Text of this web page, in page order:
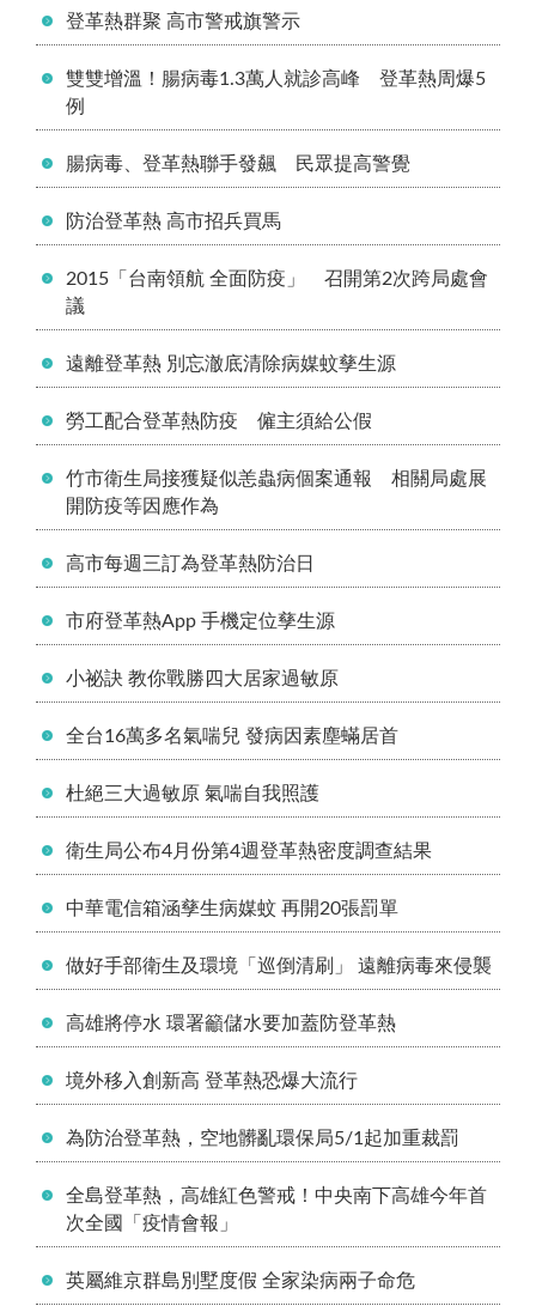
登革熱群聚 高市警戒旗警示
雙雙增溫！腸病毒1.3萬人就診高峰 登革熱周爆5
例
腸病毒、登革熱聯手發飆 民眾提高警覺
防治登革熱 高市招兵買馬
2015「台南領航 全面防疫」 召開第2次跨局處會
議
遠離登革熱 別忘澈底清除病媒蚊孳生源
勞工配合登革熱防疫 僱主須給公假
竹市衛生局接獲疑似恙蟲病個案通報 相關局處展
開防疫等因應作為
高市每週三訂為登革熱防治日
市府登革熱App 手機定位孳生源
小祕訣 教你戰勝四大居家過敏原
全台16萬多名氣喘兒 發病因素塵蟎居首
杜絕三大過敏原 氣喘自我照護
衛生局公布4月份第4週登革熱密度調查結果
中華電信箱涵孳生病媒蚊 再開20張罰單
做好手部衛生及環境「巡倒清刷」 遠離病毒來侵襲
高雄將停水 環署籲儲水要加蓋防登革熱
境外移入創新高 登革熱恐爆大流行
為防治登革熱，空地髒亂環保局5/1起加重裁罰
全島登革熱，高雄紅色警戒！中央南下高雄今年首
次全國「疫情會報」
英屬維京群島別墅度假 全家染病兩子命危